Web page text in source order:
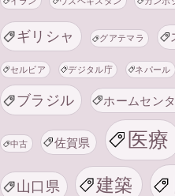
ギリシャ グアテマラ
セルビア デジタル庁 ネパール
ブラジル ホームセン
中古 佐賀県 医療
山口県 建築